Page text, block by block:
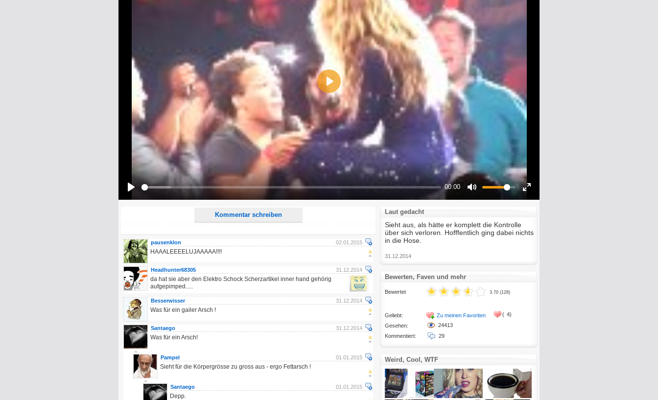
00:00
Play
Kommentar schreiben
E-Mail-Adresse (optional):
Kommentar:
Alle HTML-Tags außer <br>, <strike> und <i> werden aus Deinem Kommentar entfernt.
URLs werden automatisch umgewandelt. Bitte verwende "www." oder "http://" in URLs
Ich möchte eine E-Mail, wenn zu meinem Kommentar Antworten erscheinen.
Ich möchte eine E-Mail, wenn auf dieser Seite weitere Kommentare erscheinen.
02.01.2015
pausenklon
HAAALEEEELUJAAAAA!!!!
31.12.2014
Headhunter68305
da hat sie aber den Elektro Schock Scherzartikel inner hand gehörig
aufgepimped.....
31.12.2014
Besserwisser
Was für ein gailer Arsch !
31.12.2014
Santaego
Was für ein Arsch!
01.01.2015
Pampel
Sieht für die Körpergrösse zu gross aus - ergo Fettarsch !
01.01.2015
Santaego
Depp.
Laut gedacht
Sieht aus, als hätte er komplett die Kontrolle
über sich verloren. Hofffentlich ging dabei nichts
in die Hose.
31.12.2014
Bewerten, Faven und mehr
Bewertet
Geliebt:
Gesehen:
Kommentiert:
3.70 (128)
Zu meinen Favoriten
24413
29
( 4)
Weird, Cool, WTF